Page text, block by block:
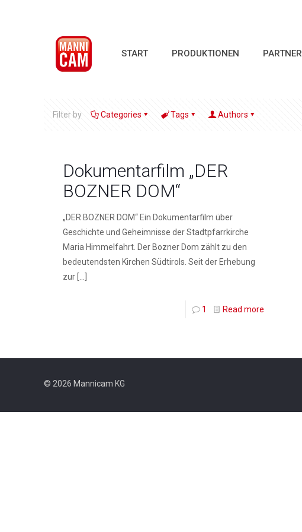
START PRODUKTIONEN PARTNER
Filter by Categories Tags Authors
Dokumentarfilm „DER
BOZNER DOM“
„DER BOZNER DOM“ Ein Dokumentarfilm über
Geschichte und Geheimnisse der Stadtpfarrkirche
Maria Himmelfahrt. Der Bozner Dom zählt zu den
bedeutendsten Kirchen Südtirols. Seit der Erhebung
zur[…]
1 Read more
© 2026 Mannicam KG